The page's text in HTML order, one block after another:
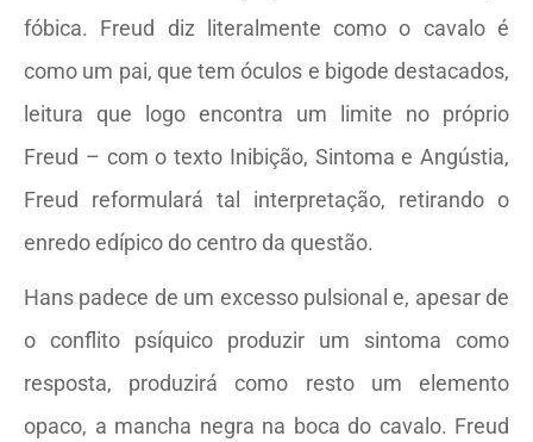
fóbica. Freud diz literalmente como o cavalo é
como um pai, que tem óculos e bigode destacados,
leitura que logo encontra um limite no próprio
Freud – com o texto Inibição, Sintoma e Angústia,
Freud reformulará tal interpretação, retirando o
enredo edípico do centro da questão.
Hans padece de um excesso pulsional e, apesar de
o conflito psíquico produzir um sintoma como
resposta, produzirá como resto um elemento
opaco, a mancha negra na boca do cavalo. Freud